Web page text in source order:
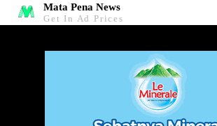
Mata Pena News
Get In Ad Prices